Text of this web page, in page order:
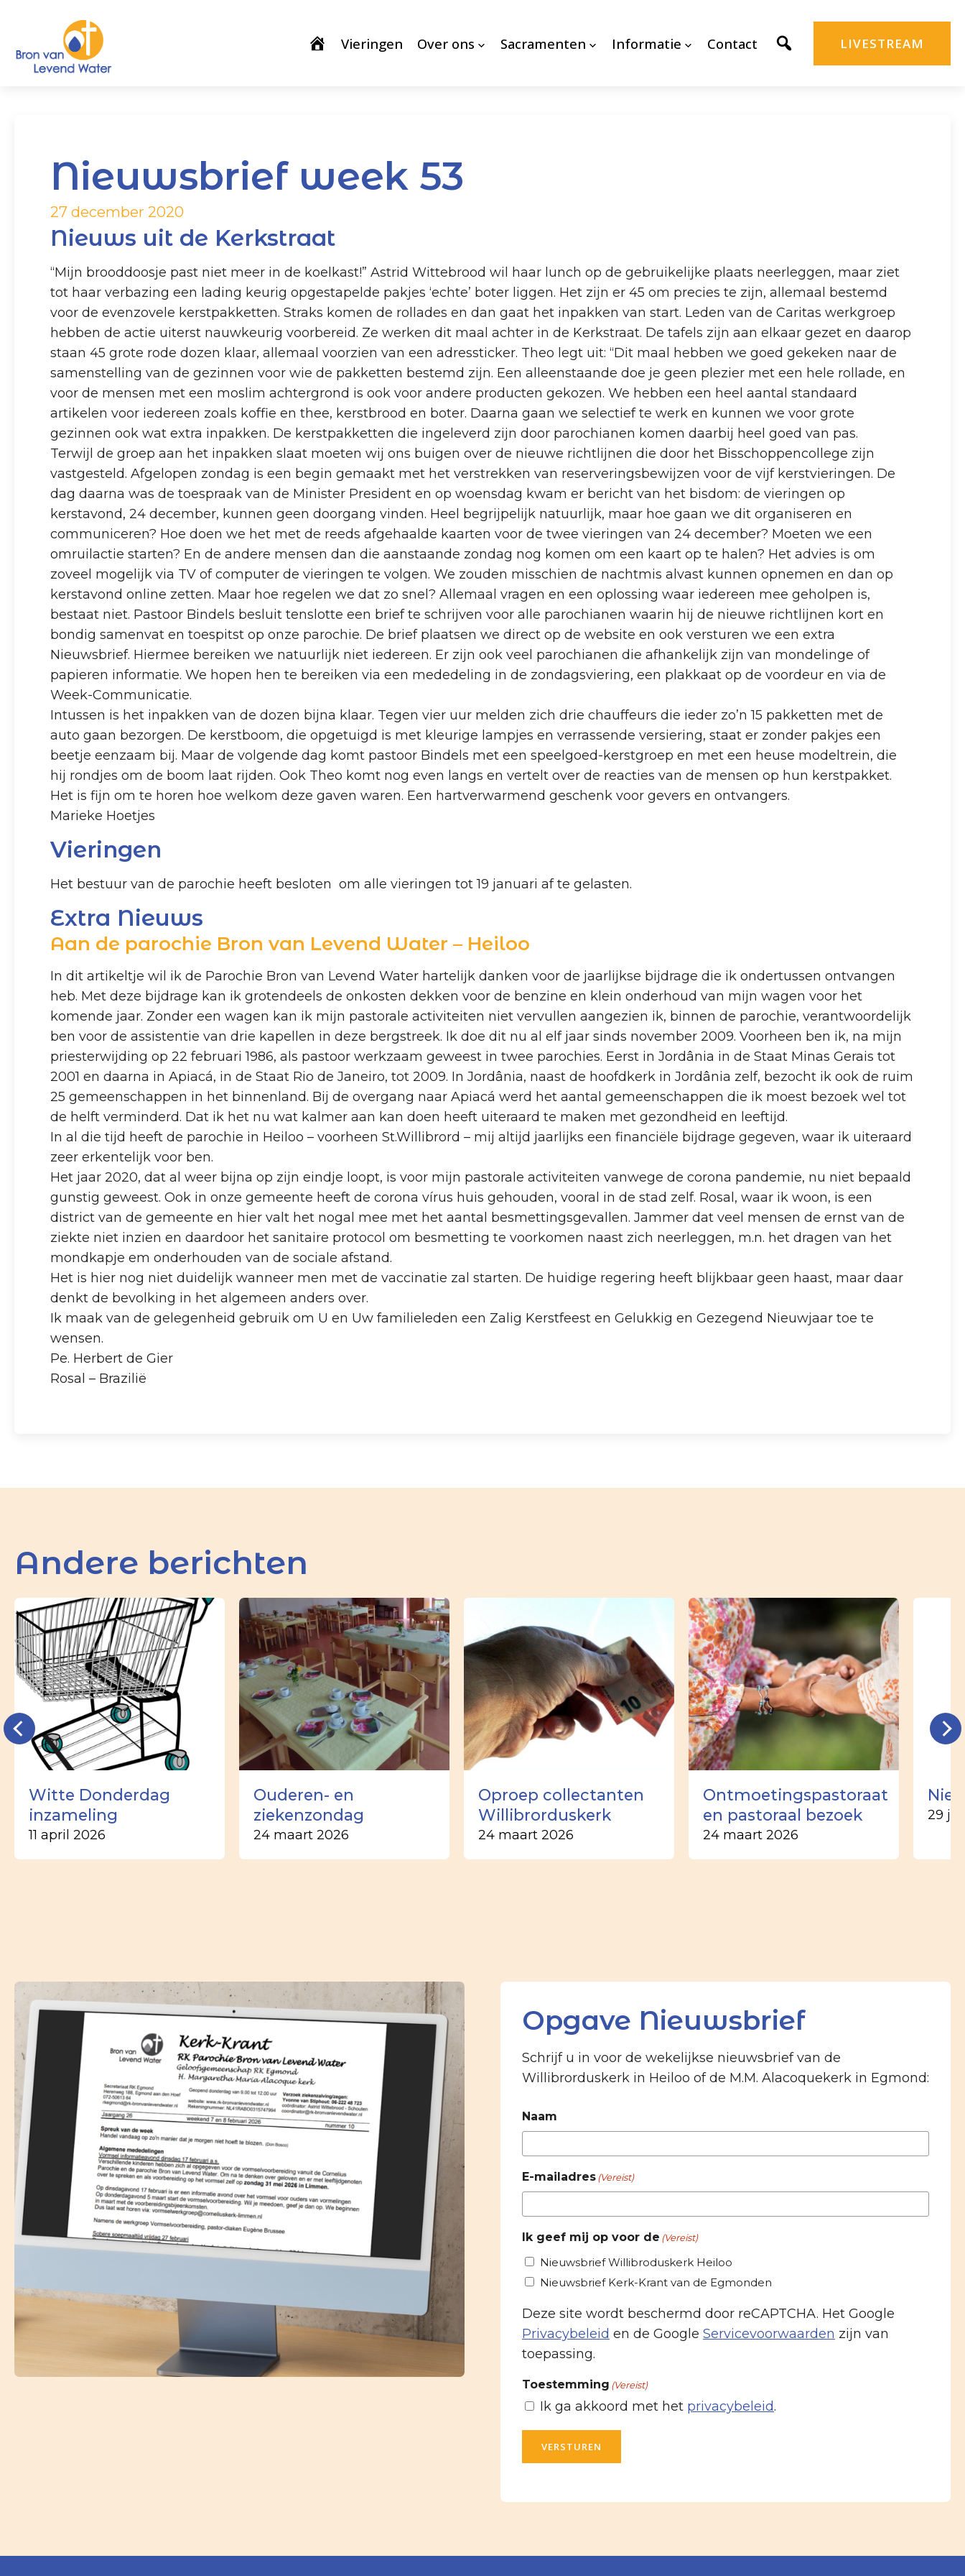
Vieringen Over ons Sacramenten Informatie Contact LIVESTREAM
Nieuwsbrief week 53
27 december 2020
Nieuws uit de Kerkstraat
“Mijn brooddoosje past niet meer in de koelkast!” Astrid Wittebrood wil haar lunch op de gebruikelijke plaats neerleggen, maar ziet
tot haar verbazing een lading keurig opgestapelde pakjes ‘echte’ boter liggen. Het zijn er 45 om precies te zijn, allemaal bestemd
voor de evenzovele kerstpakketten. Straks komen de rollades en dan gaat het inpakken van start. Leden van de Caritas werkgroep
hebben de actie uiterst nauwkeurig voorbereid. Ze werken dit maal achter in de Kerkstraat. De tafels zijn aan elkaar gezet en daarop
staan 45 grote rode dozen klaar, allemaal voorzien van een adressticker. Theo legt uit: “Dit maal hebben we goed gekeken naar de
samenstelling van de gezinnen voor wie de pakketten bestemd zijn. Een alleenstaande doe je geen plezier met een hele rollade, en
voor de mensen met een moslim achtergrond is ook voor andere producten gekozen. We hebben een heel aantal standaard
artikelen voor iedereen zoals koffie en thee, kerstbrood en boter. Daarna gaan we selectief te werk en kunnen we voor grote
gezinnen ook wat extra inpakken. De kerstpakketten die ingeleverd zijn door parochianen komen daarbij heel goed van pas.
Terwijl de groep aan het inpakken slaat moeten wij ons buigen over de nieuwe richtlijnen die door het Bisschoppencollege zijn
vastgesteld. Afgelopen zondag is een begin gemaakt met het verstrekken van reserveringsbewijzen voor de vijf kerstvieringen. De
dag daarna was de toespraak van de Minister President en op woensdag kwam er bericht van het bisdom: de vieringen op
kerstavond, 24 december, kunnen geen doorgang vinden. Heel begrijpelijk natuurlijk, maar hoe gaan we dit organiseren en
communiceren? Hoe doen we het met de reeds afgehaalde kaarten voor de twee vieringen van 24 december? Moeten we een
omruilactie starten? En de andere mensen dan die aanstaande zondag nog komen om een kaart op te halen? Het advies is om
zoveel mogelijk via TV of computer de vieringen te volgen. We zouden misschien de nachtmis alvast kunnen opnemen en dan op
kerstavond online zetten. Maar hoe regelen we dat zo snel? Allemaal vragen en een oplossing waar iedereen mee geholpen is,
bestaat niet. Pastoor Bindels besluit tenslotte een brief te schrijven voor alle parochianen waarin hij de nieuwe richtlijnen kort en
bondig samenvat en toespitst op onze parochie. De brief plaatsen we direct op de website en ook versturen we een extra
Nieuwsbrief. Hiermee bereiken we natuurlijk niet iedereen. Er zijn ook veel parochianen die afhankelijk zijn van mondelinge of
papieren informatie. We hopen hen te bereiken via een mededeling in de zondagsviering, een plakkaat op de voordeur en via de
Week-Communicatie.
Intussen is het inpakken van de dozen bijna klaar. Tegen vier uur melden zich drie chauffeurs die ieder zo’n 15 pakketten met de
auto gaan bezorgen. De kerstboom, die opgetuigd is met kleurige lampjes en verrassende versiering, staat er zonder pakjes een
beetje eenzaam bij. Maar de volgende dag komt pastoor Bindels met een speelgoed-kerstgroep en met een heuse modeltrein, die
hij rondjes om de boom laat rijden. Ook Theo komt nog even langs en vertelt over de reacties van de mensen op hun kerstpakket.
Het is fijn om te horen hoe welkom deze gaven waren. Een hartverwarmend geschenk voor gevers en ontvangers.
Marieke Hoetjes
Vieringen
Het bestuur van de parochie heeft besloten om alle vieringen tot 19 januari af te gelasten.
Extra Nieuws
Aan de parochie Bron van Levend Water – Heiloo
In dit artikeltje wil ik de Parochie Bron van Levend Water hartelijk danken voor de jaarlijkse bijdrage die ik ondertussen ontvangen
heb. Met deze bijdrage kan ik grotendeels de onkosten dekken voor de benzine en klein onderhoud van mijn wagen voor het
komende jaar. Zonder een wagen kan ik mijn pastorale activiteiten niet vervullen aangezien ik, binnen de parochie, verantwoordelijk
ben voor de assistentie van drie kapellen in deze bergstreek. Ik doe dit nu al elf jaar sinds november 2009. Voorheen ben ik, na mijn
priesterwijding op 22 februari 1986, als pastoor werkzaam geweest in twee parochies. Eerst in Jordânia in de Staat Minas Gerais tot
2001 en daarna in Apiacá, in de Staat Rio de Janeiro, tot 2009. In Jordânia, naast de hoofdkerk in Jordânia zelf, bezocht ik ook de ruim
25 gemeenschappen in het binnenland. Bij de overgang naar Apiacá werd het aantal gemeenschappen die ik moest bezoek wel tot
de helft verminderd. Dat ik het nu wat kalmer aan kan doen heeft uiteraard te maken met gezondheid en leeftijd.
In al die tijd heeft de parochie in Heiloo – voorheen St.Willibrord – mij altijd jaarlijks een financiële bijdrage gegeven, waar ik uiteraard
zeer erkentelijk voor ben.
Het jaar 2020, dat al weer bijna op zijn eindje loopt, is voor mijn pastorale activiteiten vanwege de corona pandemie, nu niet bepaald
gunstig geweest. Ook in onze gemeente heeft de corona vírus huis gehouden, vooral in de stad zelf. Rosal, waar ik woon, is een
district van de gemeente en hier valt het nogal mee met het aantal besmettingsgevallen. Jammer dat veel mensen de ernst van de
ziekte niet inzien en daardoor het sanitaire protocol om besmetting te voorkomen naast zich neerleggen, m.n. het dragen van het
mondkapje em onderhouden van de sociale afstand.
Het is hier nog niet duidelijk wanneer men met de vaccinatie zal starten. De huidige regering heeft blijkbaar geen haast, maar daar
denkt de bevolking in het algemeen anders over.
Ik maak van de gelegenheid gebruik om U en Uw familieleden een Zalig Kerstfeest en Gelukkig en Gezegend Nieuwjaar toe te
wensen.
Pe. Herbert de Gier
Rosal – Brazilië
Andere berichten
Witte Donderdag
inzameling
11 april 2026
Ouderen- en
ziekenzondag
24 maart 2026
Oproep collectanten
Willibrorduskerk
24 maart 2026
Ontmoetingspastoraat
en pastoraal bezoek
24 maart 2026
29
Opgave Nieuwsbrief
Schrijf u in voor de wekelijkse nieuwsbrief van de
Willibrorduskerk in Heiloo of de M.M. Alacoquekerk in Egmond:
Naam
E-mailadres(Vereist)
Ik geef mij op voor de (Vereist)
Nieuwsbrief Willibroduskerk Heiloo
Nieuwsbrief Kerk-Krant van de Egmonden
Deze site wordt beschermd door reCAPTCHA. Het Google
Privacybeleid en de Google Servicevoorwaarden zijn van
toepassing.
Toestemming (Vereist)
Ik ga akkoord met het privacybeleid.
VERSTUREN